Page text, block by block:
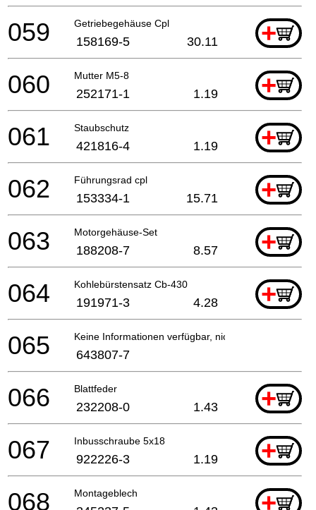
Getriebegehäuse Cpl +
059 158169-5 30.11
Mutter M5-8 +
060 252171-1 1.19
Staubschutz +
061 421816-4 1.19
Führungsrad cpl +
062 153334-1 15.71
Motorgehäuse-Set +
063 188208-7 8.57
Kohlebürstensatz Cb-430 +
064 191971-3 4.28
Keine Informationen verfügbar, nicht bestellbar
065 643807-7
Blattfeder +
066 232208-0 1.43
Inbusschraube 5x18 +
067 922226-3 1.19
Montageblech +
068